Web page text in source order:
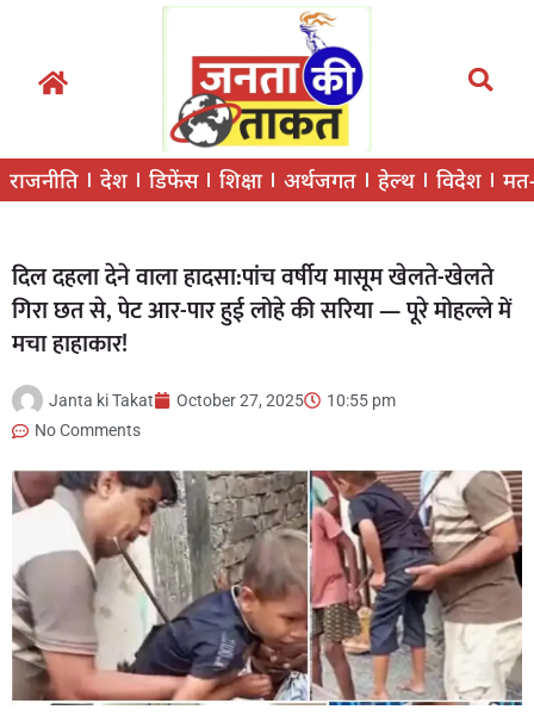
राजनीति देश डिफेंस शिक्षा अर्थजगत हेल्थ विदेश
दिल दहला देने वाला हादसा:पांच वर्षीय मासूम खेलते-खेलते
गिरा छत से, पेट आर-पार हुई लोहे की सरिया — पूरे मोहल्ले में
मचा हाहाकार!
Janta ki Takat October 27, 2025
10:55 pm
No Comments